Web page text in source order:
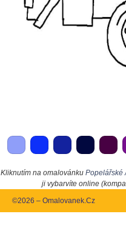
Kliknutím na omalovánku Popelářské
ji vybarvíte online
©2026 – Omalovanek.Cz